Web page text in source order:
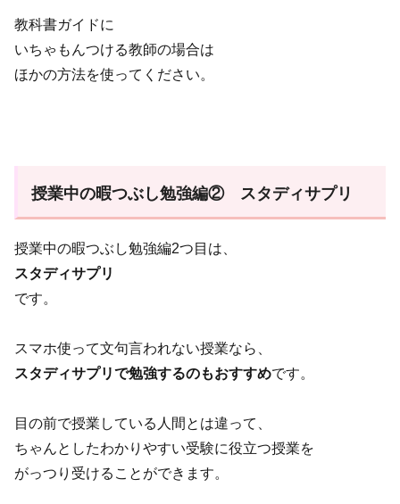
教科書ガイドに
いちゃもんつける教師の場合は
ほかの方法を使ってください。
授業中の暇つぶし勉強編② スタディサプリ
授業中の暇つぶし勉強編2つ目は、
スタディサプリ
です。
スマホ使って文句言われない授業なら、
スタディサプリで勉強するのもおすすめです。
目の前で授業している人間とは違って、
ちゃんとしたわかりやすい受験に役立つ授業を
がっつり受けることができます。